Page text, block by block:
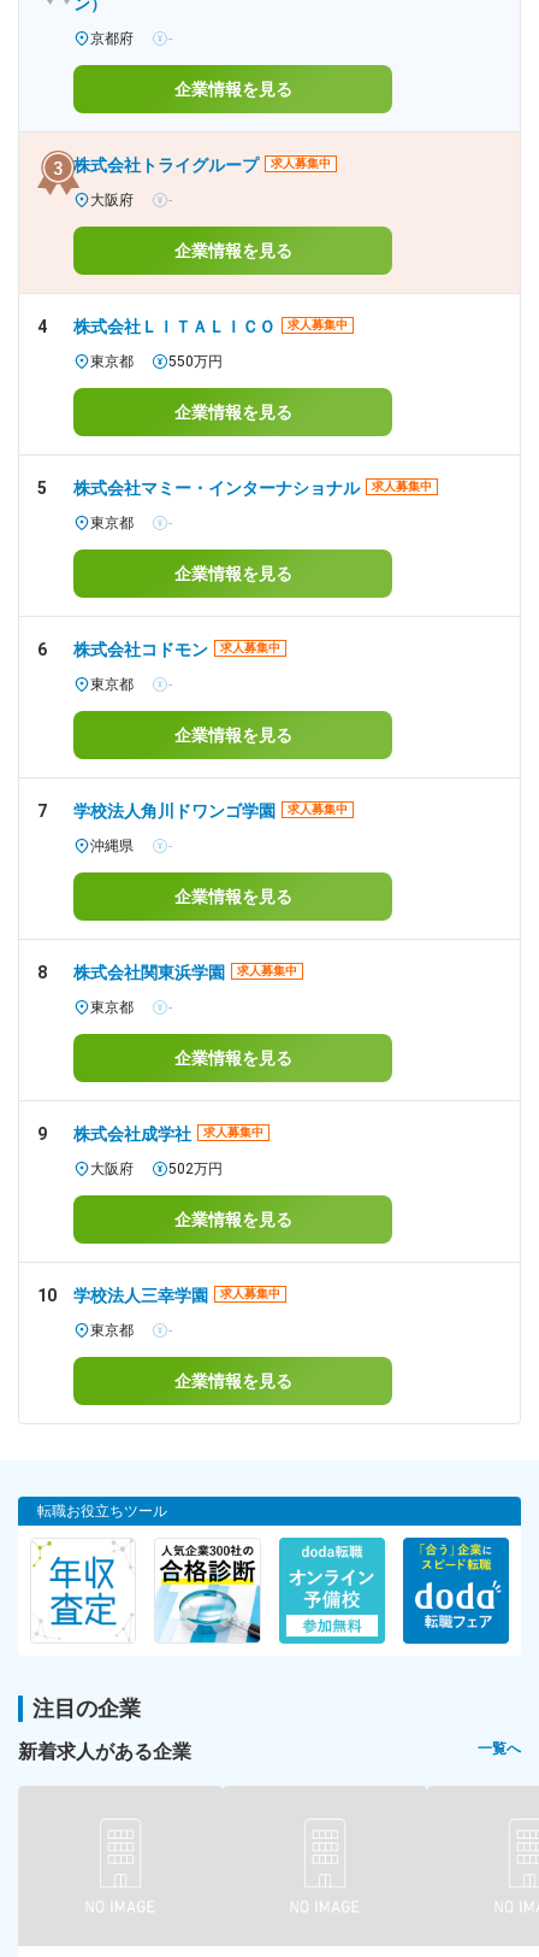
京都府 -
企業情報を見る
株式会社トライグループ 求人募集中
大阪府 -
企業情報を見る
4 株式会社ＬＩＴＡＬＩＣＯ 求人募集中
東京都 550万円
企業情報を見る
5 株式会社マミー・インターナショナル 求人募集中
東京都 -
企業情報を見る
6 株式会社コドモン 求人募集中
東京都 -
企業情報を見る
7 学校法人角川ドワンゴ学園 求人募集中
沖縄県 -
企業情報を見る
8 株式会社関東浜学園 求人募集中
東京都 -
企業情報を見る
9 株式会社成学社 求人募集中
大阪府 502万円
企業情報を見る
10 学校法人三幸学園 求人募集中
東京都 -
企業情報を見る
転職お役立ちツール
注目の企業
新着求人がある企業 一覧へ